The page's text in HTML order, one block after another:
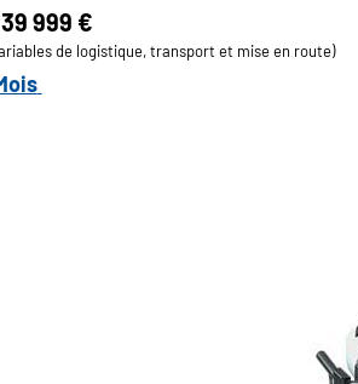
39 999 €
de logistique, transport et mise en route)